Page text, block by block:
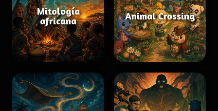
Mitología
africana
Animal Crossing